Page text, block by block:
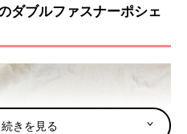
ダブルファスナーポシェ
きを見る